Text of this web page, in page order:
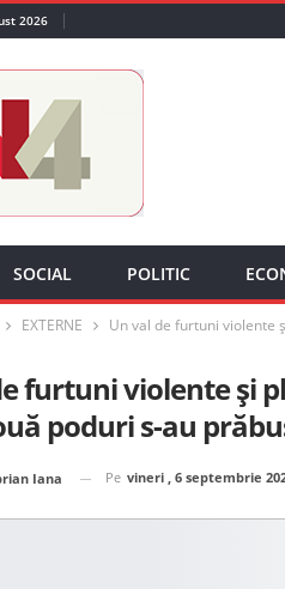
2026
SOCIAL POLITIC
EXTERNE Un val de furtuni violente
furtuni violente și
poduri s-au
Iana Pe vineri , 6 septembrie